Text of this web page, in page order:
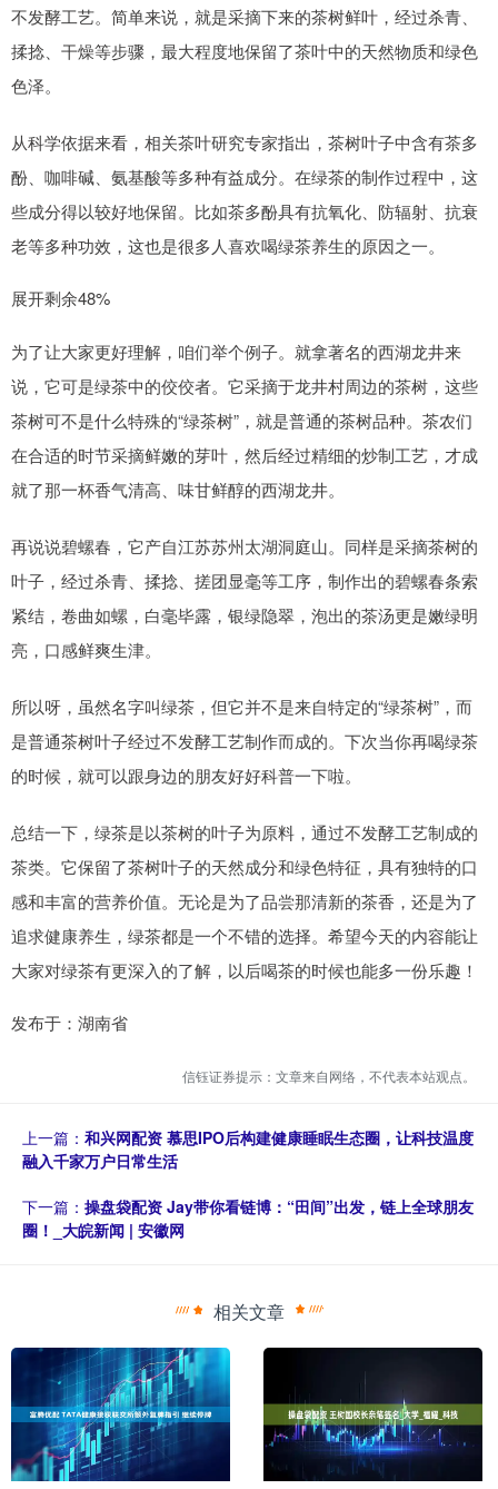
不发酵工艺。简单来说，就是采摘下来的茶树鲜叶，经过杀青、
揉捻、干燥等步骤，最大程度地保留了茶叶中的天然物质和绿色
色泽。
从科学依据来看，相关茶叶研究专家指出，茶树叶子中含有茶多
酚、咖啡碱、氨基酸等多种有益成分。在绿茶的制作过程中，这
些成分得以较好地保留。比如茶多酚具有抗氧化、防辐射、抗衰
老等多种功效，这也是很多人喜欢喝绿茶养生的原因之一。
展开剩余48%
为了让大家更好理解，咱们举个例子。就拿著名的西湖龙井来
说，它可是绿茶中的佼佼者。它采摘于龙井村周边的茶树，这些
茶树可不是什么特殊的“绿茶树”，就是普通的茶树品种。茶农们
在合适的时节采摘鲜嫩的芽叶，然后经过精细的炒制工艺，才成
就了那一杯香气清高、味甘鲜醇的西湖龙井。
再说说碧螺春，它产自江苏苏州太湖洞庭山。同样是采摘茶树的
叶子，经过杀青、揉捻、搓团显毫等工序，制作出的碧螺春条索
紧结，卷曲如螺，白毫毕露，银绿隐翠，泡出的茶汤更是嫩绿明
亮，口感鲜爽生津。
所以呀，虽然名字叫绿茶，但它并不是来自特定的“绿茶树”，而
是普通茶树叶子经过不发酵工艺制作而成的。下次当你再喝绿茶
的时候，就可以跟身边的朋友好好科普一下啦。
总结一下，绿茶是以茶树的叶子为原料，通过不发酵工艺制成的
茶类。它保留了茶树叶子的天然成分和绿色特征，具有独特的口
感和丰富的营养价值。无论是为了品尝那清新的茶香，还是为了
追求健康养生，绿茶都是一个不错的选择。希望今天的内容能让
大家对绿茶有更深入的了解，以后喝茶的时候也能多一份乐趣！
发布于：湖南省
信钰证券提示：文章来自网络，不代表本站观点。
上一篇： 和兴网配资 慕思IPO后构建健康睡眠生态圈，让科技温度
融入千家万户日常生活
下一篇： 操盘袋配资 Jay带你看链博：“田间”出发，链上全球朋友
圈！_大皖新闻 | 安徽网
相关文章